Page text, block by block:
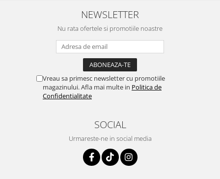
NEWSLETTER
Nu rata ofertele si promotiile noastre
Vreau sa primesc newsletter cu promotiile
magazinului. Afla mai multe in Politica de
Confidentialitate
SOCIAL
Urmareste-ne in social media